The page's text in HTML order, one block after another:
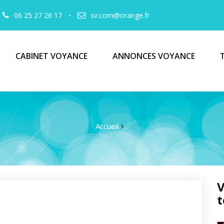
06 25 27 26 17 sv.com@orange.fr
CABINET VOYANCE ANNONCES VOYANCE
Accueil